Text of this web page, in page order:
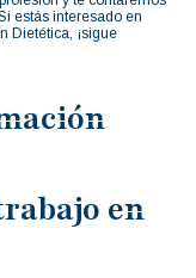
estás interesado en
Dietética, ¡sigue
en